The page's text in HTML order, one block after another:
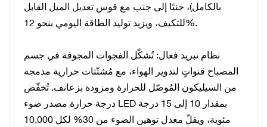
بالكامل)، جنبًا إلى جنب مع قوس تعديل الميل القابل
للتكيف، ويزيد توليد الطاقة اليومي بنحو 12%.
نظام تبريد فعال: تُشكّل الفجوات المجوفة في جسم
المصباح قنواتٍ لتدوير الهواء، مع مُشتّتات حرارية مدمجة
من السيليكون المُوصّل للحرارة ومزودة بزعانف. تُخفّض
درجة حرارة مصدر ضوء LED بمقدار 10 إلى 15 درجة
مئوية، ويقلّ معدل توهين الضوء من 30% لكل 10,000